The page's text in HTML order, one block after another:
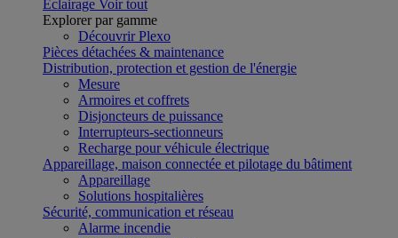
Eclairage Voir tout
Explorer par gamme
Découvrir Plexo
Pièces détachées & maintenance
Distribution, protection et gestion de l'énergie
Mesure
Armoires et coffrets
Disjoncteurs de puissance
Interrupteurs-sectionneurs
Recharge pour véhicule électrique
Appareillage, maison connectée et pilotage du bâtiment
Appareillage
Solutions hospitalières
Sécurité, communication et réseau
Alarme incendie